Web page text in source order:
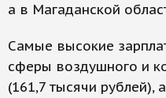
а в Магаданской
Самые высокие
сферы воздушного и
(161,7 тысячи